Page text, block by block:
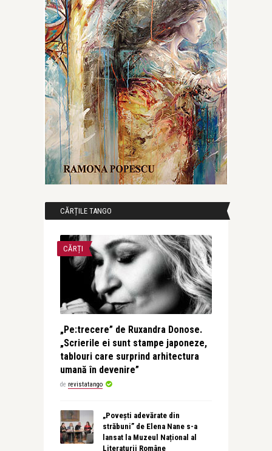
CĂRȚILE TANGO
CĂRȚI
„Pe:trecere” de Ruxandra Donose.
„Scrierile ei sunt stampe japoneze,
tablouri care surprind arhitectura
umană în devenire”
de revistatango
„Povești adevărate din
străbuni” de Elena Nane s-a
lansat la Muzeul Național al
Literaturii Române